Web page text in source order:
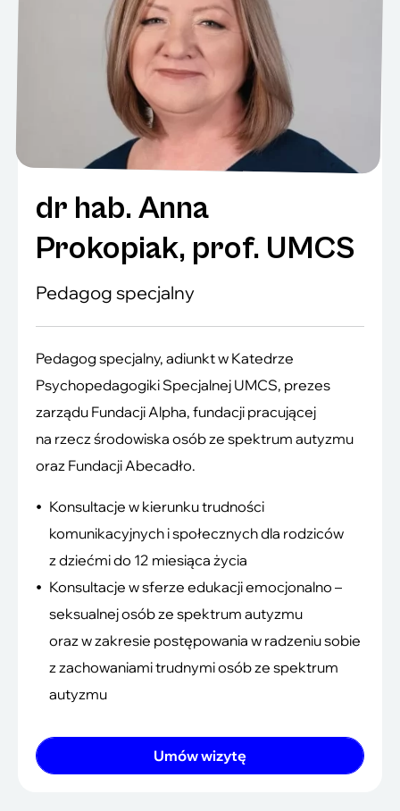
dr hab. Anna
Prokopiak, prof. UMCS
Pedagog specjalny
Pedagog specjalny, adiunkt w Katedrze
Psychopedagogiki Specjalnej UMCS, prezes
zarządu Fundacji Alpha, fundacji pracującej
na rzecz środowiska osób ze spektrum autyzmu
oraz Fundacji Abecadło.
Konsultacje w kierunku trudności
komunikacyjnych i społecznych dla rodziców
z dziećmi do 12 miesiąca życia
Konsultacje w sferze edukacji emocjonalno –
seksualnej osób ze spektrum autyzmu
oraz w zakresie postępowania w radzeniu sobie
z zachowaniami trudnymi osób ze spektrum
autyzmu
Umów wizytę